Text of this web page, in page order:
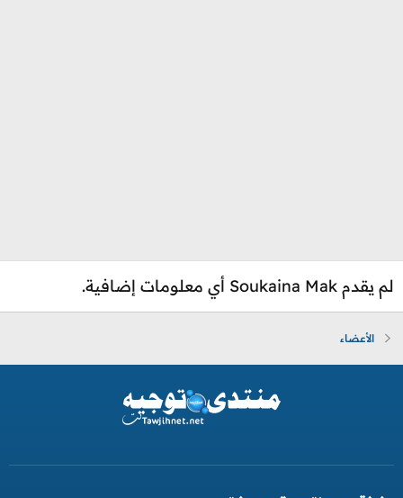
لم يقدم Soukaina Mak أي معلومات إضافية.
الأعضاء